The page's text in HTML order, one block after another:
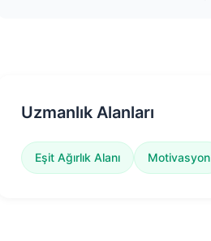
Uzmanlık Alanları
Eşit Ağırlık Alanı Motivasyon